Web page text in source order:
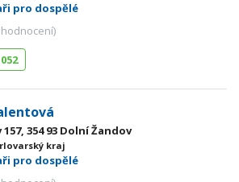
pro dospělé
hodnocení)
354 93 Dolní Žandov
kraj
pro dospělé